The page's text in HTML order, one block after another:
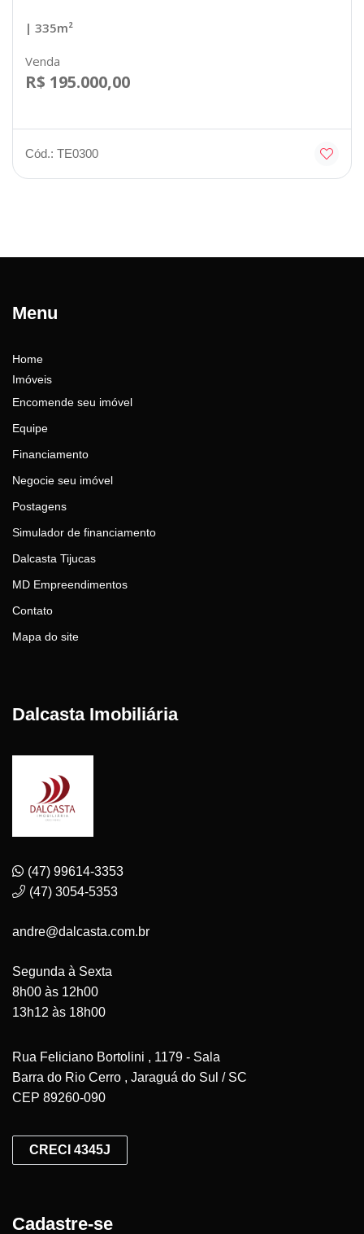
| 335m²
Venda
R$ 195.000,00
Cód.: TE0300
Menu
Home
Imóveis
Encomende seu imóvel
Equipe
Financiamento
Negocie seu imóvel
Postagens
Simulador de financiamento
Dalcasta Tijucas
MD Empreendimentos
Contato
Mapa do site
Dalcasta Imobiliária
(47) 99614-3353
(47) 3054-5353
andre@dalcasta.com.br
Segunda à Sexta
8h00 às 12h00
13h12 às 18h00
Rua Feliciano Bortolini , 1179 - Sala
Barra do Rio Cerro , Jaraguá do Sul / SC
CEP 89260-090
CRECI 4345J
Cadastre-se